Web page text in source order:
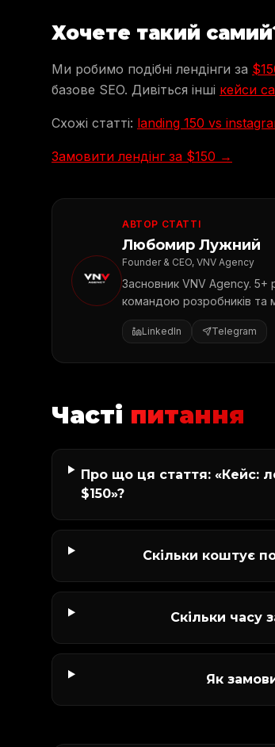
Хочете такий
Ми робимо подібні лендінги за
базове SEO. Дивіться інші кейси
Схожі статті: landing 150 vs
Замовити лендінг за $150 →
АВТОР СТАТТІ
Любомир Лужний
Founder & CEO, VNV Agency
Засновник VNV Agency. 5+
командою розробників та
LinkedIn Telegram
Часті питання
Про що ця стаття: «Кейс:
$150»?
Скільки коштує
Скільки часу
Як